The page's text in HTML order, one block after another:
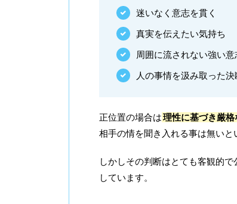
迷いなく意志を貫く
真実を伝えたい気持ち
周囲に流されない強い意
人の事情を汲み取った決
正位置の場合は理性に基づき厳
相手の情を聞き入れる事は無いと
しかしその判断はとても客観的で
しています。